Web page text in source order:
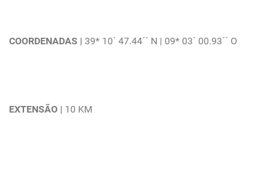
COORDENADAS | 39* 10´ 47.44´´ N | 09* 03´ 00.93´´ O
EXTENSÃO | 10 KM